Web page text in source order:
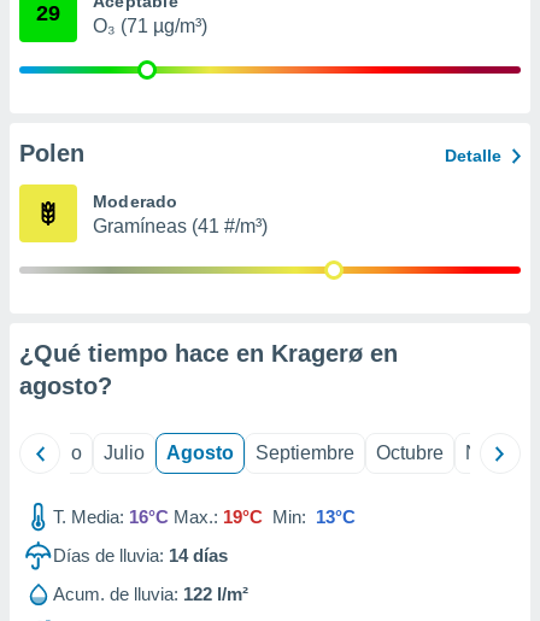
publicidad
de
1199
29
O₃ (71 µg/m³)
Polen Detalle
Moderado
Gramíneas (41 #/m³)
¿Qué tiempo hace en Kragerø en
agosto?
Junio Julio Agosto Septiembre Octubre
T. Media: 16°C Max.: 19°C Min: 13°C
Días de lluvia: 14días
Acum. de lluvia: 122 l/m²